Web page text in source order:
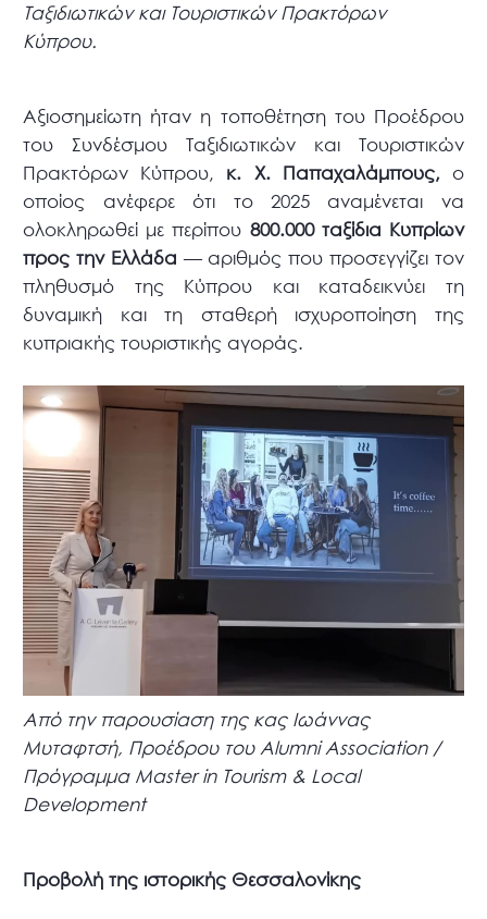
Ταξιδιωτικών και Τουριστικών Πρακτόρων
Κύπρου.
Αξιοσημείωτη ήταν η τοποθέτηση του Προέδρου
του Συνδέσμου Ταξιδιωτικών και Τουριστικών
Πρακτόρων Κύπρου, κ. Χ. Παπαχαλάμπους, ο
οποίος ανέφερε ότι το 2025 αναμένεται να
ολοκληρωθεί με περίπου 800.000 ταξίδια Κυπρίων
προς την Ελλάδα — αριθμός που προσεγγίζει τον
πληθυσμό της Κύπρου και καταδεικνύει τη
δυναμική και τη σταθερή ισχυροποίηση της
κυπριακής τουριστικής αγοράς.
Από την παρουσίαση της κας Ιωάννας
Μυταφτσή, Προέδρου του Alumni Association /
Πρόγραμμα Master in Tourism & Local
Development
Προβολή της ιστορικής Θεσσαλονίκης